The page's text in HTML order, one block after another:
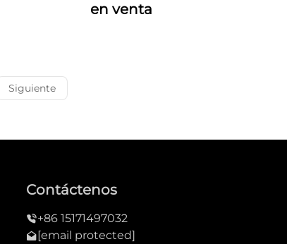
en venta
Siguiente
Contáctenos
+86 15171497032
[email protected]